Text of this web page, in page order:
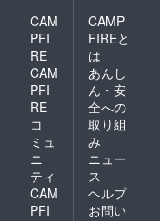
CAM
PFI
RE
CAM
PFI
RE
コ
ミュ
ニ
ティ
CAM
PFI
CAMP
FIREと
は
あんし
ん・安
全への
取り組
み
ニュー
ス
ヘルプ
お問い